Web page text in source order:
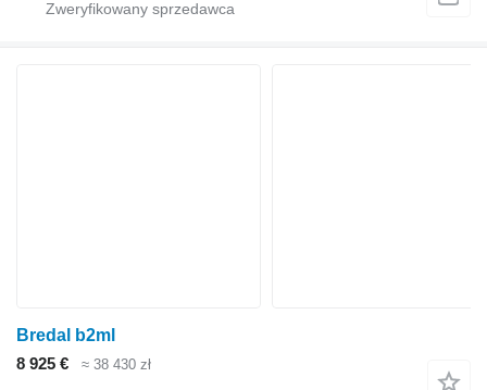
Bredal b2ml
8 925 €
≈ 38 430 zł